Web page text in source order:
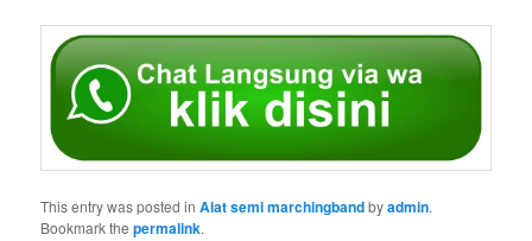
This entry was posted inAlat semi marchingbandbyadmin.
Bookmark thepermalink.